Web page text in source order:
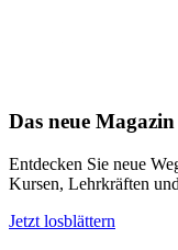
Das neue
Entdecken Sie neue
Kursen, Lehrkräften
Jetzt losblättern